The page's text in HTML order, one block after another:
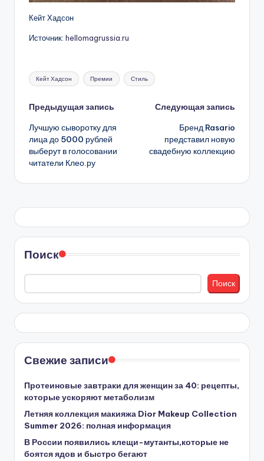
Кейт Хадсон
Источник: hellomagrussia.ru
Метки:
Кейт Хадсон Премии Стиль
Навигация
записи
Предыдущая запись
Лучшую сыворотку для
лица до 5000 рублей
выберут в голосовании
читатели Клео.ру
Следующая запись
Бренд Rasario
представил новую
свадебную коллекцию
Поиск
Поиск
Свежие записи
Протеиновые завтраки для женщин за 40: рецепты,
которые ускоряют метаболизм
Летняя коллекция макияжа Dior Makeup Collection
Summer 2026: полная информация
В России появились клещи-мутанты,которые не
боятся ядов и быстро бегают